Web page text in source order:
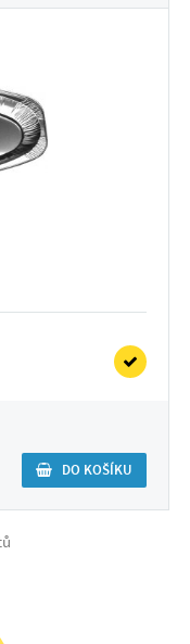
DO KOŠÍKU